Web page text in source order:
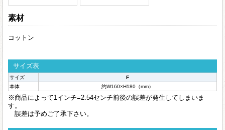
素材
コットン
サイズ表
サイズ
F
本体
約W160×H180（mm）
※商品によって1インチ=2.54センチ前後の誤差が発生してしまいま
す。
誤差は予めご了承下さい。